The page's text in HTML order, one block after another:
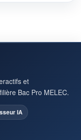
et
Bac Pro MELEC.
IA